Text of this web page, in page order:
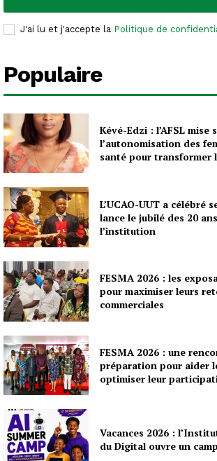
J'ai lu et j'accepte la Politique de
Populaire
Kévé-Edzi : l’AFSL mise
l’autonomisation des
santé pour transformer
L’UCAO-UUT a célébré
lance le jubilé des 20
l’institution
FESMA 2026 : les
pour maximiser leurs
commerciales
FESMA 2026 : une
préparation pour aider
optimiser leur
Vacances 2026 :
du Digital ouvre un